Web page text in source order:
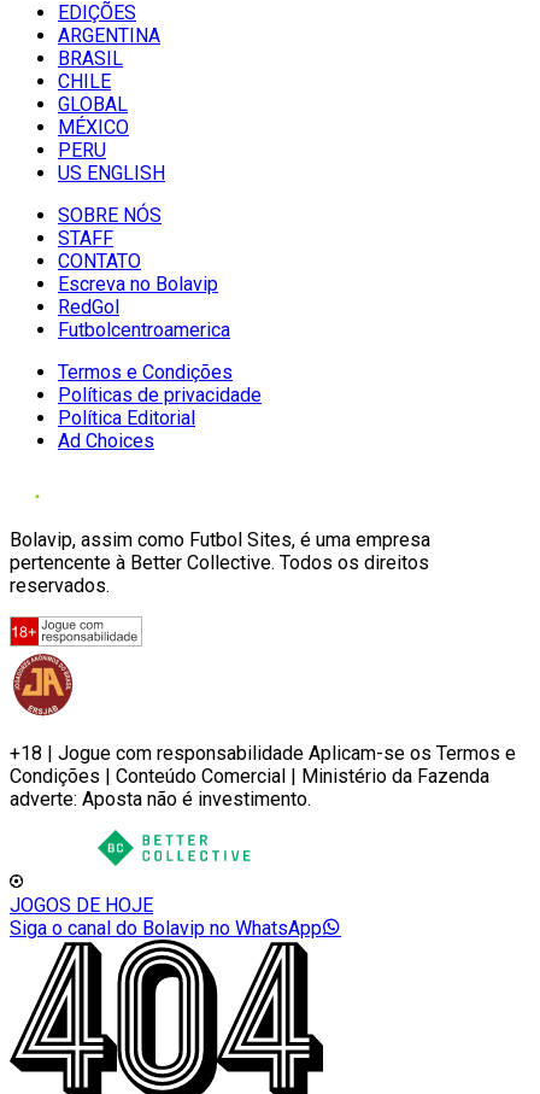
EDIÇÕES
ARGENTINA
BRASIL
CHILE
GLOBAL
MÉXICO
PERU
US ENGLISH
SOBRE NÓS
STAFF
CONTATO
Escreva no Bolavip
RedGol
Futbolcentroamerica
Termos e Condições
Políticas de privacidade
Política Editorial
Ad Choices
Bolavip, assim como Futbol Sites, é uma empresa
pertencente à Better Collective. Todos os direitos
reservados.
+18 | Jogue com responsabilidade Aplicam-se os Termos e
Condições | Conteúdo Comercial | Ministério da Fazenda
adverte: Aposta não é investimento.
JOGOS DE HOJE
Siga o canal do Bolavip no WhatsApp